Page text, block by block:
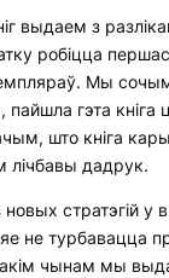
выдаем з
робіцца
Мы
гэта кніга
што кніга
лічбавы дадрук.
новых стратэгій у
не турбавацца
чынам мы